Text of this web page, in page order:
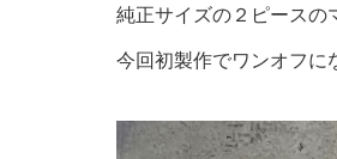
純正サイズの２ピースの
今回初製作でワンオフに